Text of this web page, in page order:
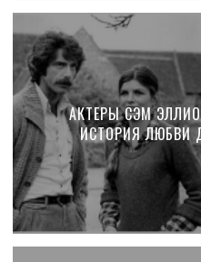
АКТЕРЫ СЭМ
ИСТОРИЯ ЛЮБВИ